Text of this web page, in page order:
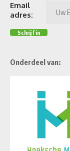
Email
adres:
Onderdeel van: